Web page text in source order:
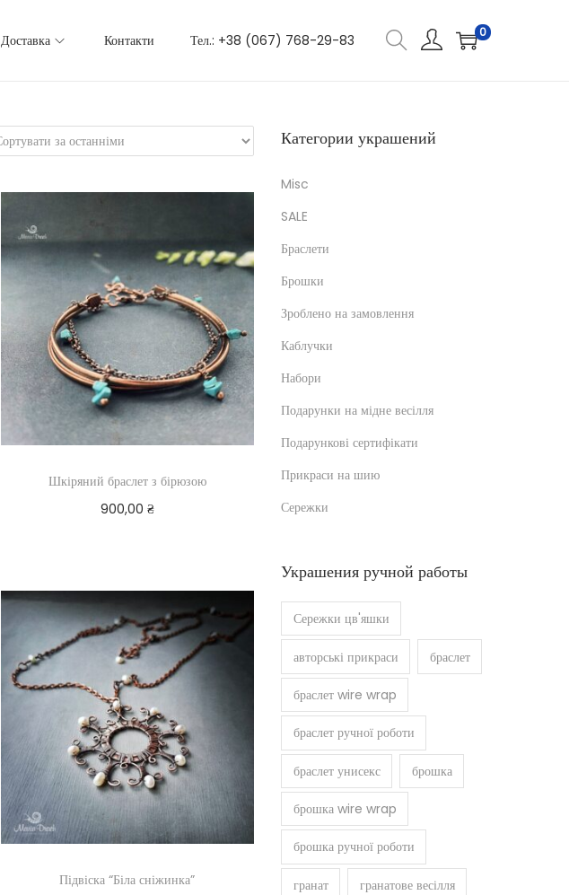
Доставка Контакти Тел.: +38 (067) 768-29-83 0
Шкіряний браслет з бірюзою
900,00 ₴
Підвіска “Біла сніжинка”
Категории украшений
Misc
SALE
Браслети
Брошки
Зроблено на замовлення
Каблучки
Набори
Подарунки на мідне весілля
Подарункові сертифікати
Прикраси на шию
Сережки
Украшения ручной работы
Сережки цв'яшки
авторські прикраси браслет
браслет wire wrap
браслет ручної роботи
браслет унисекс брошка
брошка wire wrap
брошка ручної роботи
гранат гранатове весілля